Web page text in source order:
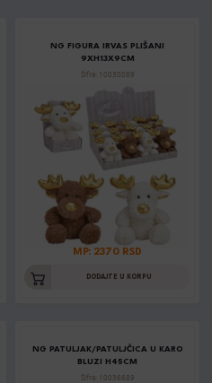
NG FIGURA IRVAS PLIŠANI
9XH13X9CM
Šifra: 10030089
MP: 2370 RSD
DODAJTE U KORPU
NG PATULJAK/PATULJČICA U KARO
BLUZI H45CM
Šifra: 10036689